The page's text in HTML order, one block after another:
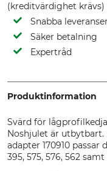
(kreditvärdighet krävs)
Snabba leveranser
Säker betalning
Expertråd
Produktinformation
Svärd för
Noshjulet är utbytbart.
adapter 170910 passar
395, 575, 576, 562